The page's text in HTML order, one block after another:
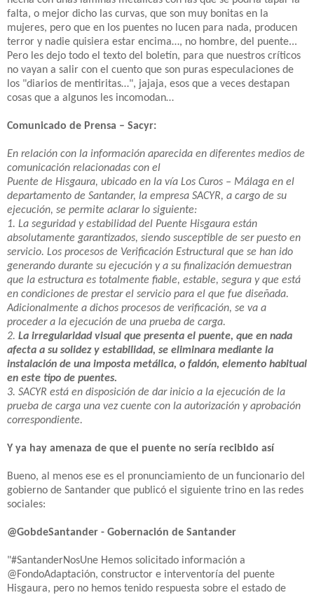
falta, o mejor dicho las curvas, que son muy bonitas en la
mujeres, pero que en los puentes no lucen para nada, producen
terror y nadie quisiera estar encima…, no hombre, del puente...
Pero les dejo todo el texto del boletín, para que nuestros críticos
no vayan a salir con el cuento que son puras especulaciones de
los "diarios de mentiritas…", jajaja, esos que a veces destapan
cosas que a algunos les incomodan…
Comunicado de Prensa – Sacyr:
En relación con la información aparecida en diferentes medios de
comunicación relacionadas con el
Puente de Hisgaura, ubicado en la vía Los Curos – Málaga en el
departamento de Santander, la empresa SACYR, a cargo de su
ejecución, se permite aclarar lo siguiente:
1. La seguridad y estabilidad del Puente Hisgaura están
absolutamente garantizados, siendo susceptible de ser puesto en
servicio. Los procesos de Verificación Estructural que se han ido
generando durante su ejecución y a su finalización demuestran
que la estructura es totalmente fiable, estable, segura y que está
en condiciones de prestar el servicio para el que fue diseñada.
Adicionalmente a dichos procesos de verificación, se va a
proceder a la ejecución de una prueba de carga.
2. La irregularidad visual que presenta el puente, que en nada
afecta a su solidez y estabilidad, se eliminara mediante la
instalación de una imposta metálica, o faldón, elemento habitual
en este tipo de puentes.
3. SACYR está en disposición de dar inicio a la ejecución de la
prueba de carga una vez cuente con la autorización y aprobación
correspondiente.
Y ya hay amenaza de que el puente no sería recibido así
Bueno, al menos ese es el pronunciamiento de un funcionario del
gobierno de Santander que publicó el siguiente trino en las redes
sociales:
@GobdeSantander - Gobernación de Santander
"#SantanderNosUne Hemos solicitado información a
@FondoAdaptación, constructor e interventoría del puente
Hisgaura, pero no hemos tenido respuesta sobre el estado de